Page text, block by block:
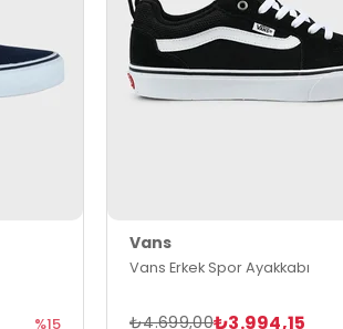
%15
Vans
Vans Erkek Spor Ayakkabı
₺3.994,15
₺4.699,00